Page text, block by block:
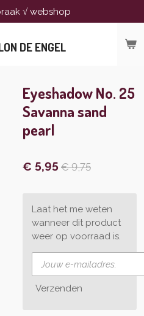
DE ENGEL
√ webshop
Eyeshadow No. 25
Savanna sand
pearl
€ 5,95 € 9,75
Laat het me weten
wanneer dit product
weer op voorraad is.
Verzenden